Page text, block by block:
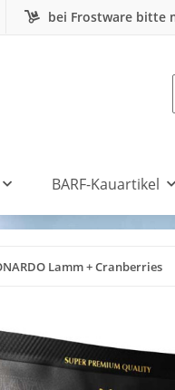
bei Frostware bitte
BARF-Kauartikel
Lamm + Cranberries